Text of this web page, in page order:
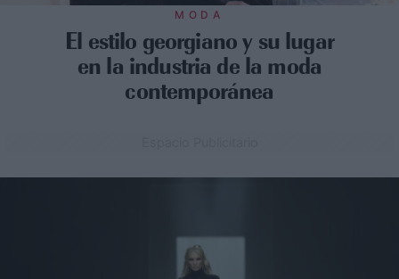
MODA
El estilo georgiano y su lugar
en la industria de la moda
contemporánea